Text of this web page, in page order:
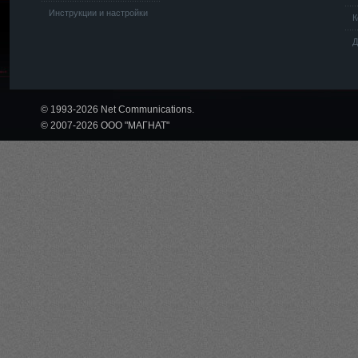
Инструкции и настройки
© 1993-2026 Net Communications.
© 2007-2026 ООО "МАГНАТ"